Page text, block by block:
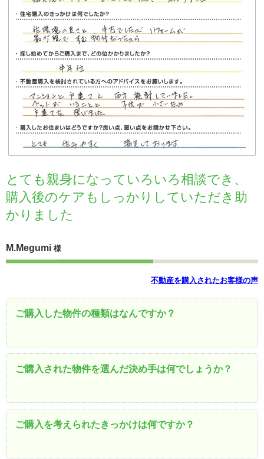
とても親身になっていろいろ相談でき、
購入後のケアもしっかりしていただき助
かりました
M.Megumi 様
不動産を購入されたお客様の声
ご購入した物件の種類はなんですか？
ご購入された物件を選んだ決め手は何でしょうか？
ご購入を考えられたきっかけは何ですか？